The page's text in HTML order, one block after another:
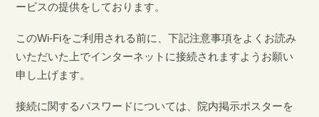
ービスの提供をしております。
このWi-Fiをご利用される前に、下記注意事項をよくお読み
いただいた上でインターネットに接続されますようお願い
申し上げます。
接続に関するパスワードについては、院内掲示ポスターを